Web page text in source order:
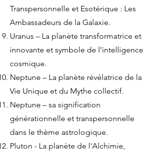
Transpersonnelle et Esotérique : Les
Ambassadeurs de la Galaxie.
Uranus – La planète transformatrice et
innovante et symbole de l’intelligence
cosmique.
Neptune – La planète révélatrice de la
Vie Unique et du Mythe collectif.
Neptune – sa signification
générationnelle et transpersonnelle
dans le thème astrologique.
Pluton - La planète de l'Alchimie,